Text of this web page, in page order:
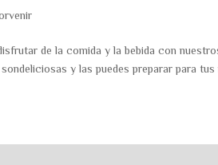
de la comida y la bebida con
y las puedes preparar para